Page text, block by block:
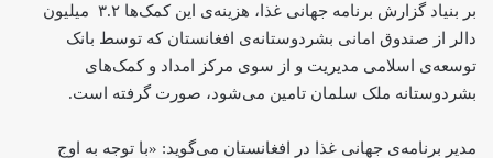
بر بنیاد گزارش برنامه جهانی غذا، هزینه‌ی این کمک‌ها ۳.۲ میلیون
دالر از صندوق امانی بشردوستانه‌ی افغانستان که توسط بانک
توسعه‌ی اسلامی مدیریت و از سوی مرکز امداد و کمک‌های
بشردوستانه ملک سلمان تامین می‌شود، صورت گرفته است.
مدیر برنامه‌ی جهانی غذا در افغانستان می‌گوید: «با توجه به اوج